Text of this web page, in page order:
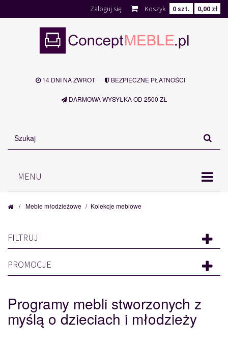
Koszyk 0szt. 0,00 zł
Zaloguj się
14 DNI NA ZWROT BEZPIECZNE PŁATNOŚCI
DARMOWA WYSYŁKA OD 2500 ZŁ
MENU
/ Meble młodzieżowe / Kolekcje meblowe
FILTRUJ
PROMOCJE
Programy mebli stworzonych z
myślą o dzieciach i młodzieży